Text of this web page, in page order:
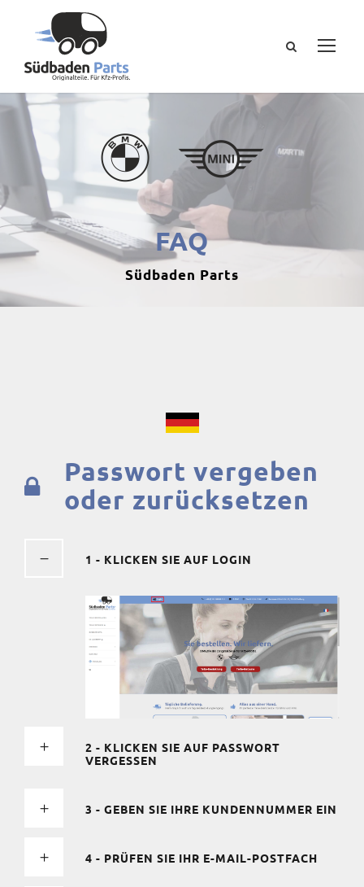
FAQ
Südbaden Parts
Passwort vergeben
oder zurücksetzen
1 - KLICKEN SIE AUF LOGIN
2 - KLICKEN SIE AUF PASSWORT
VERGESSEN
3 - GEBEN SIE IHRE KUNDENNUMMER EIN
4 - PRÜFEN SIE IHR E-MAIL-POSTFACH